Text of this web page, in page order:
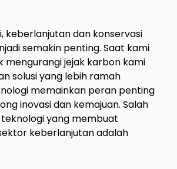
keberlanjutan dan konservasi
semakin penting. Saat kami
mengurangi jejak karbon kami
solusi yang lebih ramah
memainkan peran penting
inovasi dan kemajuan. Salah
yang membuat
keberlanjutan adalah